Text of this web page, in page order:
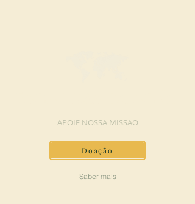
APOIE NOSSA MISSÃO
Doação
Saber mais